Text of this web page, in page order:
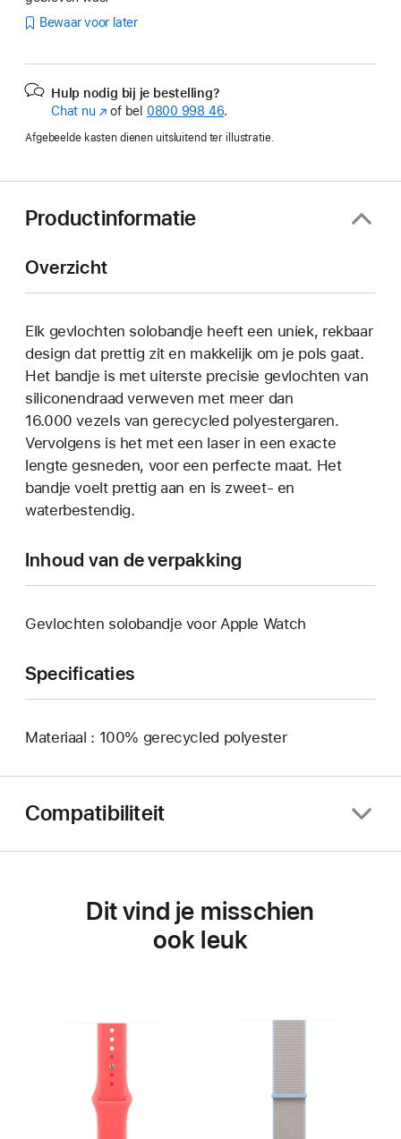
Bewaar voor later
Hulp nodig bij je bestelling?
Chat nu (Wordt
nieuw
geopend)
of bel 0800 998 46.
Afgebeelde kasten dienen uitsluitend ter illustratie.
Productinformatie
Overzicht
Elk gevlochten solobandje heeft een uniek, rekbaar
design dat prettig zit en makkelijk om je pols gaat.
Het bandje is met uiterste precisie gevlochten van
siliconendraad verweven met meer dan
16.000 vezels van gerecycled polyestergaren.
Vervolgens is het met een laser in een exacte
lengte gesneden, voor een perfecte maat. Het
bandje voelt prettig aan en is zweet- en
waterbestendig.
Inhoud van de verpakking
Gevlochten solobandje voor Apple Watch
Specificaties
Materiaal : 100% gerecycled polyester
Compatibiliteit
Dit vind je misschien
ook leuk